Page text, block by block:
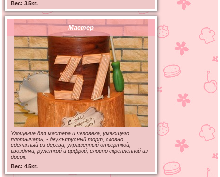
Вес: 3.5кг.
Мастер
Угощение для мастера и человека, умеющего
плотничать, - двухъярусный торт, словно
сделанный из дерева, украшенный отверткой,
гвоздями, рулеткой и цифрой, словно скрепленной из
досок.
Вес: 4.5кг.